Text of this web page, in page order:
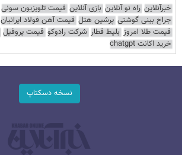
خبرآنلاین راه نو آنلاین بازی آنلاین قیمت تلویزیون سونی
جراح بینی گوشتی پرشین هتل قیمت آهن فولاد ایرانیان
قیمت طلا امروز بلیط قطار شرکت رادوکو قیمت پروفیل
خرید اکانت chatgpt
نسخه دسکتاپ